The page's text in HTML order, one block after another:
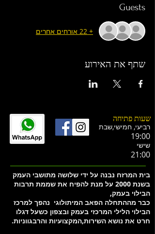
Guests
+ 22 אורחים אחרים
שתף את האירוע
שעות פתיחה
רביעי, חמישי,שבת
19:00
שישי
21:00
בית המרזח נבנה על ידי שלושה מתושבי העמק
בשנת 2000 על מנת להפיח את שממת תרבות
הבילוי בעמק,
כבר מההתחלה הפאב המיתולוגי נהפך למרכז
הבילוי הלילי המרכזי בעמק ובצפון כשעל דגלו
חרט את נושא השירות,המקצועיות והרבגווניות.